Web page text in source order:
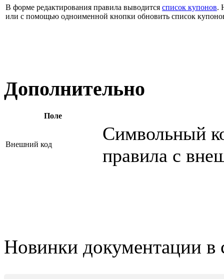
В форме редактирования правила выводится список купонов.
или с помощью одноименной кнопки обновить список
Дополнительно
Поле
Внешний код
Символьный
правила с
Новинки документации в